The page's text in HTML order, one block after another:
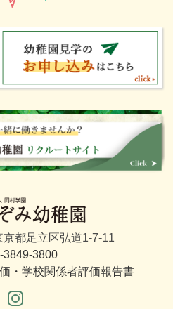
京都足立区弘道1-7-11
3849-3800
・学校関係者評価報告書